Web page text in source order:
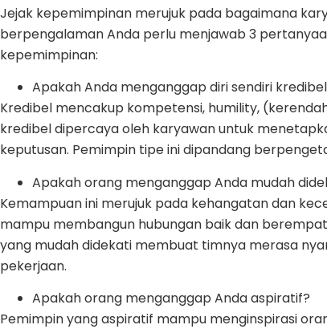
Jejak kepemimpinan merujuk pada bagaimana
berpengalaman Anda perlu menjawab 3
kepemimpinan:
Apakah Anda menganggap diri sendiri
Kredibel mencakup kompetensi, humility,
kredibel dipercaya oleh karyawan untuk
keputusan. Pemimpin tipe ini dipandang
Apakah orang menganggap Anda mudah
Kemampuan ini merujuk pada kehangatan dan
mampu membangun hubungan baik dan
yang mudah didekati membuat timnya merasa
pekerjaan.
Apakah orang menganggap Anda aspiratif?
Pemimpin yang aspiratif mampu menginspirasi